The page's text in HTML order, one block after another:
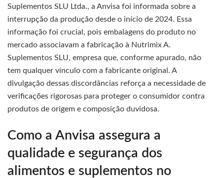
Suplementos SLU Ltda., a Anvisa foi informada sobre a
interrupção da produção desde o início de 2024. Essa
informação foi crucial, pois embalagens do produto no
mercado associavam a fabricação à Nutrimix A.
Suplementos SLU, empresa que, conforme apurado, não
tem qualquer vínculo com a fabricante original. A
divulgação dessas discordâncias reforça a necessidade de
verificações rigorosas para proteger o consumidor contra
produtos de origem e composição duvidosa.
Como a Anvisa assegura a
qualidade e segurança dos
alimentos e suplementos no